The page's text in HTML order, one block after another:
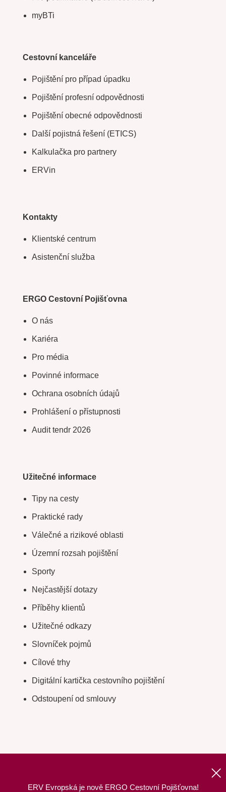
ERV Evropská je nově ERGO Cestovní Pojišťovna!
myBTi
Cestovní kanceláře
Pojištění pro případ úpadku
Pojištění profesní odpovědnosti
Pojištění obecné odpovědnosti
Další pojistná řešení (ETICS)
Kalkulačka pro partnery
ERVin
Kontakty
Klientské centrum
Asistenční služba
ERGO Cestovní Pojišťovna
O nás
Kariéra
Pro média
Povinné informace
Ochrana osobních údajů
Prohlášení o přístupnosti
Audit tendr 2026
Užitečné informace
Tipy na cesty
Praktické rady
Válečné a rizikové oblasti
Územní rozsah pojištění
Sporty
Nejčastější dotazy
Příběhy klientů
Užitečné odkazy
Slovníček pojmů
Cílové trhy
Digitální kartička cestovního pojištění
Odstoupení od smlouvy